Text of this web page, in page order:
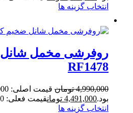
انتخاب گزینه ها
روفرشی مخمل
RF1478
4,990,000 تومان
بود.4,491,000 تومانقیمت فعلی: 4,491,000 تومان.
انتخاب گزینه ها